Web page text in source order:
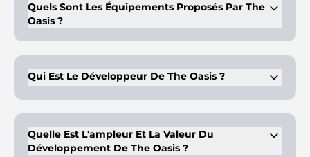
Quels Sont Les Équipements Proposés Par The
Oasis ?
incroyables.
Qui Est Le Développeur De The Oasis ?
premier plan à Dubaï.
Quelle Est L'ampleur Et La Valeur Du
Développement De The Oasis ?